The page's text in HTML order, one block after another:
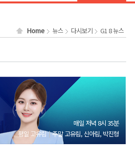
2026년 08월 09일(일)
2026년 08월 09일(일)
2026년 08월 09일(일)
2026년 08월 09일(일)
2026년 08월 09일(일)
Home 뉴스 다시보기 G1 8 뉴스
매일 저녁 8시 35분
평일 고유림
주말 고유림, 신아림, 박진형